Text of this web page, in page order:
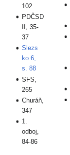
102
PDČSD
II, 35-
37
Slezs
ko 6,
s. 88
SFS,
265
Churáň,
347
1.
odboj,
84-86